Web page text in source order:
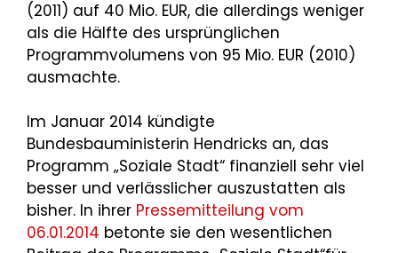
(2011) auf 40 Mio. EUR, die allerdings weniger
als die Hälfte des ursprünglichen
Programmvolumens von 95 Mio. EUR (2010)
ausmachte.
Im Januar 2014 kündigte
Bundesbauministerin Hendricks an, das
Programm „Soziale Stadt“ finanziell sehr viel
besser und verlässlicher auszustatten als
bisher. In ihrer Pressemitteilung vom
06.01.2014 betonte sie den wesentlichen